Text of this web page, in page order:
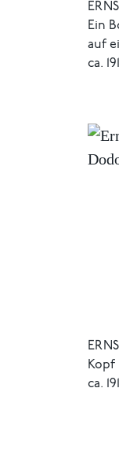
Ein
auf
ca.
Kopf
ca. 1911